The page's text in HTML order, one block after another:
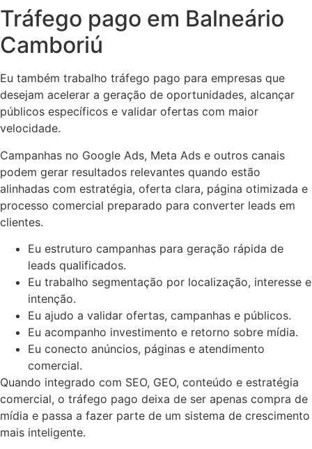
Tráfego pago em Balneário
Camboriú
Eu também trabalho tráfego pago para empresas que
desejam acelerar a geração de oportunidades, alcançar
públicos específicos e validar ofertas com maior
velocidade.
Campanhas no Google Ads, Meta Ads e outros canais
podem gerar resultados relevantes quando estão
alinhadas com estratégia, oferta clara, página otimizada e
processo comercial preparado para converter leads em
clientes.
Eu estruturo campanhas para geração rápida de
leads qualificados.
Eu trabalho segmentação por localização, interesse e
intenção.
Eu ajudo a validar ofertas, campanhas e públicos.
Eu acompanho investimento e retorno sobre mídia.
Eu conecto anúncios, páginas e atendimento
comercial.
Quando integrado com SEO, GEO, conteúdo e estratégia
comercial, o tráfego pago deixa de ser apenas compra de
mídia e passa a fazer parte de um sistema de crescimento
mais inteligente.